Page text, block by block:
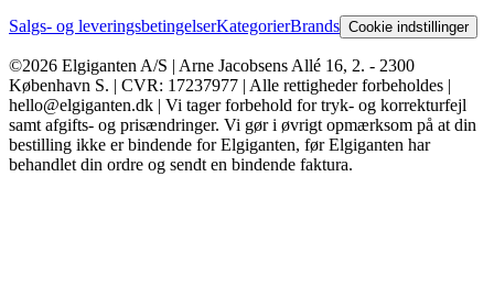
Salgs- og leveringsbetingelserKategorierBrands Cookie indstillinger
©2026 Elgiganten A/S | Arne Jacobsens Allé 16, 2. - 2300
København S. | CVR: 17237977 | Alle rettigheder forbeholdes |
hello@elgiganten.dk | Vi tager forbehold for tryk- og korrekturfejl
samt afgifts- og prisændringer. Vi gør i øvrigt opmærksom på at din
bestilling ikke er bindende for Elgiganten, før Elgiganten har
behandlet din ordre og sendt en bindende faktura.